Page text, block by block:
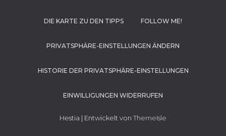
DIE KARTE ZU DEN TIPPS FOLLOW ME!
PRIVATSPHÄRE-EINSTELLUNGEN ÄNDERN
HISTORIE DER PRIVATSPHÄRE-EINSTELLUNGEN
EINWILLIGUNGEN WIDERRUFEN
Hestia | Entwickelt von ThemeIsle